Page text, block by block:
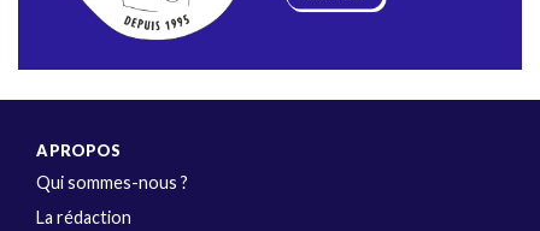
A PROPOS
Qui sommes-nous ?
La rédaction